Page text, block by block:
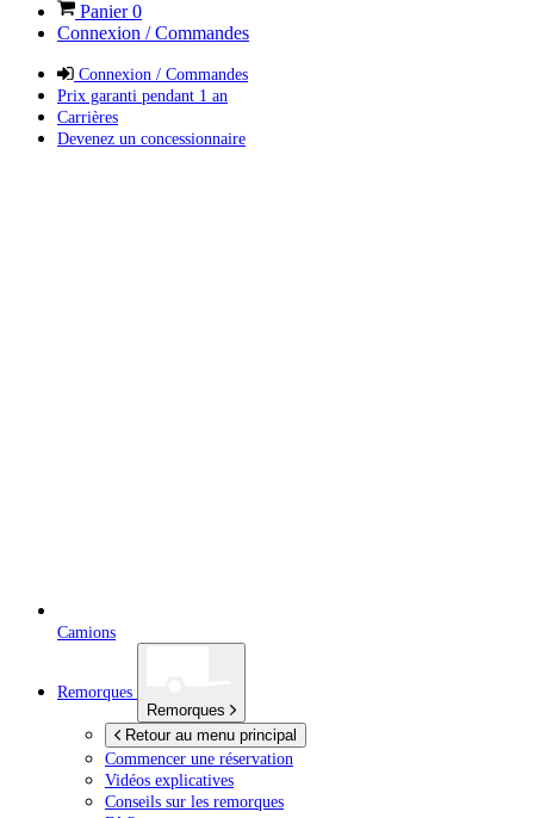
Panier0
Connexion / Commandes
Connexion / Commandes
Prix garanti pendant 1 an
Carrières
Devenez un concessionnaire
Camions
Remorques
Remorques
Retour au menu principal
Commencer une réservation
Vidéos explicatives
Conseils sur les remorques